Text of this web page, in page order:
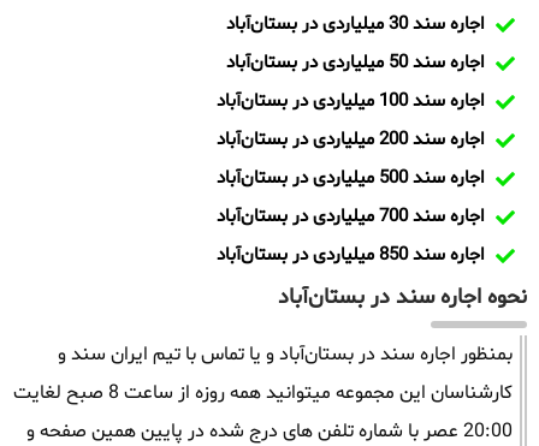
اجاره سند 30 میلیاردی در بستان‌آباد
اجاره سند 50 میلیاردی در بستان‌آباد
اجاره سند 100 میلیاردی در بستان‌آباد
اجاره سند 200 میلیاردی در بستان‌آباد
اجاره سند 500 میلیاردی در بستان‌آباد
اجاره سند 700 میلیاردی در بستان‌آباد
اجاره سند 850 میلیاردی در بستان‌آباد
نحوه اجاره سند در بستان‌آباد
بمنظور اجاره سند در بستان‌آباد و یا تماس با تیم ایران سند و
کارشناسان این مجموعه میتوانید همه روزه از ساعت 8 صبح لغایت
20:00 عصر با شماره تلفن های درج شده در پایین همین صفحه و